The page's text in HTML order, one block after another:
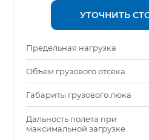
УТОЧНИТЬ
Предельная нагрузка
Объем грузового отсека
Габариты грузового люка
Дальность полета при
максимальной загрузке